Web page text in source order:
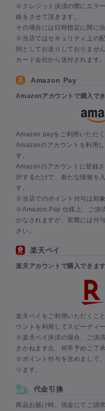
※クレジット決済の際にエラ
絡をさせて頂きます。
その場合には日時指定に間に
※当店ではセキュリティ上の
則としてお送りしておりません
カード会社から送付されます
Amazon Pay
Amazonアカウントで購入でき
Amazon payをご利用いただ
Amazonのアカウントを利用
す。
Amazonのアカウントに登録
択するだけで、新たな情報を
す。
※当店でのポイント付与は対象
※Amazon Pay 仕様上、ご決
がなされますが、実際には付
さい。
楽天ペイ
楽天アカウントで購入できます
楽天ペイをご利用いただくこ
ウントを利用してスピーディ
※楽天ペイ決済の場合、ご決
きかねます点、何卒予めご了
※ポイント付与を含めまして
ります。
代金引換
商品お届け時、現金にてご請